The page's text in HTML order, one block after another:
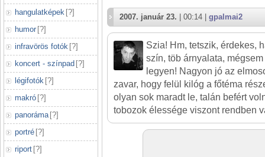
hangulatképek [?]
humor [?]
infravörös fotók [?]
koncert - színpad [?]
légifotók [?]
makró [?]
panoráma [?]
portré [?]
riport [?]
2007. január 23. | 00:14 | gpalmai2
Szia! Hm, tetszik, érdekes,
szín, töb árnyalata,
legyen! Nagyon jó az
zavar, hogy felül kilóg a főtéma
olyan sok maradt le, talán befért
tobozok élessége viszont rendben